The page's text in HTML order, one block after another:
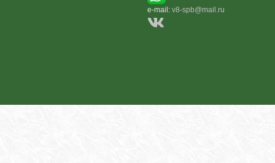
e-mail: v8-spb@mail.ru